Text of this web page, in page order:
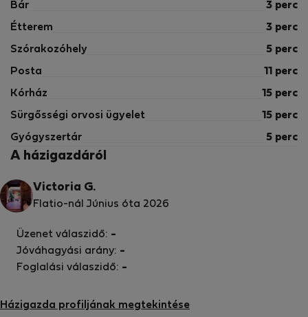
Bár 3 perc
Étterem 3 perc
Szórakozóhely 5 perc
Posta 11 perc
Kórház 15 perc
Sürgősségi orvosi ügyelet 15 perc
Gyógyszertár 5 perc
A házigazdáról
Victoria G.
Flatio-nál Június óta 2026
Házigazda profiljának megtekintése
Üzenet válaszidő: -
Jóváhagyási arány: -
Foglalási válaszidő: -